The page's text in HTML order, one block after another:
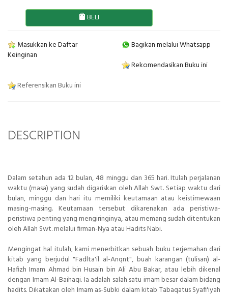
BELI
Masukkan ke Daftar
Keinginan
Bagikan melalui Whatsapp
Rekomendasikan Buku ini
Referensikan Buku ini
DESCRIPTION
Dalam setahun ada 12 bulan, 48 minggu dan 365 hari. Itulah perjalanan
waktu (masa) yang sudah digariskan oleh Allah Swt. Setiap waktu dari
bulan, minggu dan hari itu memiliki keutamaan atau keistimewaan
masing-masing. Keutamaan tersebut dikarenakan ada peristiwa-
peristiwa penting yang mengiringinya, atau memang sudah ditentukan
oleh Allah Swt. melalui firman-Nya atau Hadits Nabi.
Mengingat hal itulah, kami menerbitkan sebuah buku terjemahan dari
kitab yang berjudul "Fadlta'il al-Anqnt", buah karangan (tulisan) al-
Hafizh Imam Ahmad bin Husain bin Ali Abu Bakar, atau lebih dikenal
dengan Imam Al-Baihaqi. Ia adalah salah satu imam besar dalam bidang
hadits. Dikatakan oleh Imam as-Subki dalam kitab Tabaqatus Syafi'iyah